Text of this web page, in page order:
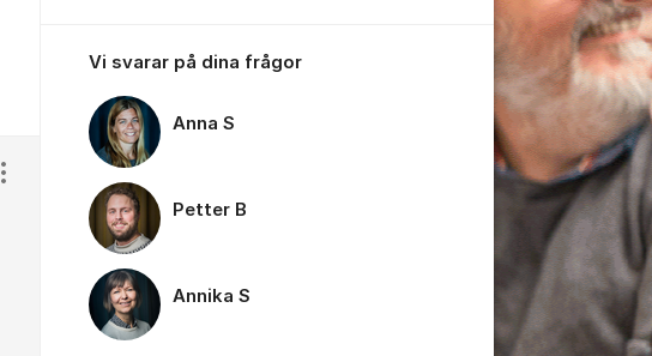
Visa/dölj inställningar för inlägg/kommentar
Vi svarar på dina frågor
Anna S
Petter B
Annika S